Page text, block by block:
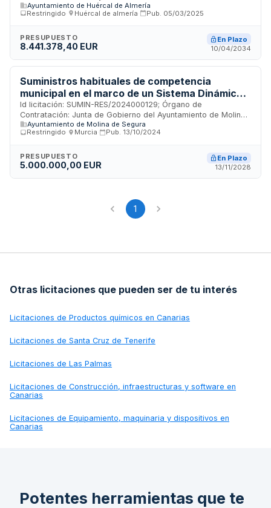
Importe: 8441378.4 EUR; Estado: PUB
Ayuntamiento de Huércal de Almería
Restringido
Huércal de almería Pub. 05/03/2025
PRESUPUESTO
8.441.378,40 EUR
En Plazo
10/04/2034
Suministros habituales de competencia
municipal en el marco de un Sistema Dinámico
de Adquisición
Id licitación: SUMIN-RES/2024000129; Órgano de
Contratación: Junta de Gobierno del Ayuntamiento de Molina
de Segura; Importe: 4999999.84 EUR; Estado: PUB
Ayuntamiento de Molina de Segura
Restringido
Murcia Pub. 13/10/2024
PRESUPUESTO
5.000.000,00 EUR
En Plazo
13/11/2028
1
Otras licitaciones que pueden ser de tu interés
Licitaciones de Productos químicos en Canarias
Licitaciones de Santa Cruz de Tenerife
Licitaciones de Las Palmas
Licitaciones de Construcción, infraestructuras y software en
Canarias
Licitaciones de Equipamiento, maquinaria y dispositivos en
Canarias
Potentes herramientas que te